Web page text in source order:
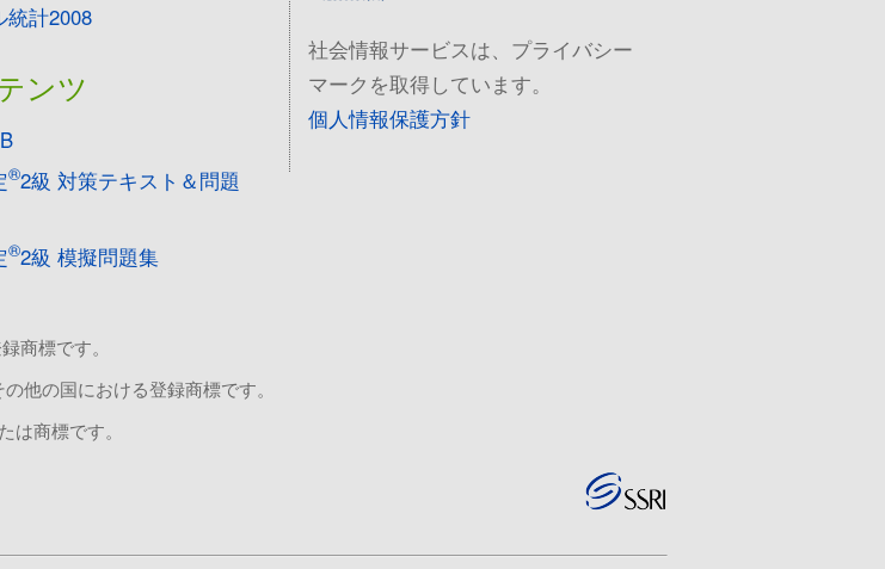
統計2008
ンツ
®2級 対策テキスト＆問題
®2級 模擬問題集
社会情報サービスは、プライバシー
マークを取得しています。
個人情報保護方針
商標です。
他の国における登録商標です。
商標です。